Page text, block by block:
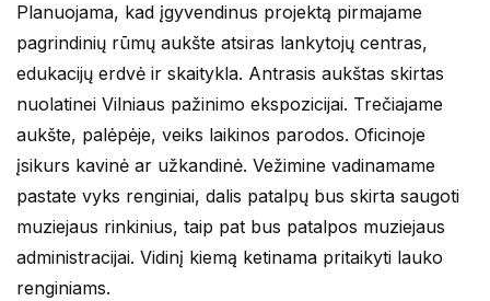
Planuojama, kad įgyvendinus projektą pirmajame
pagrindinių rūmų aukšte atsiras lankytojų centras,
edukacijų erdvė ir skaitykla. Antrasis aukštas skirtas
nuolatinei Vilniaus pažinimo ekspozicijai. Trečiajame
aukšte, palėpėje, veiks laikinos parodos. Oficinoje
įsikurs kavinė ar užkandinė. Vežimine vadinamame
pastate vyks renginiai, dalis patalpų bus skirta saugoti
muziejaus rinkinius, taip pat bus patalpos muziejaus
administracijai. Vidinį kiemą ketinama pritaikyti lauko
renginiams.